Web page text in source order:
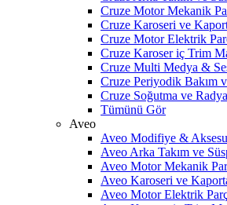
Cruze Motor Mekanik
Cruze Karoseri ve
Cruze Motor Elektrik
Cruze Karoser iç Trim
Cruze Multi Medya &
Cruze Periyodik Bakım
Cruze Soğutma ve
Tümünü Gör
Aveo
Aveo Modifiye &
Aveo Arka Takım ve
Aveo Motor Mekanik
Aveo Karoseri ve
Aveo Motor Elektrik